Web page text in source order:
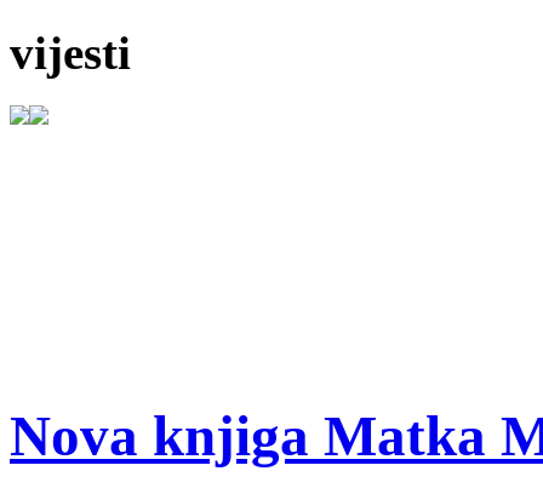
vijesti
Nova knjiga Matka